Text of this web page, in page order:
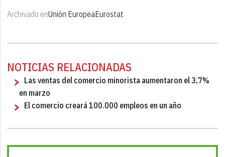
Archivado enUnión EuropeaEurostat
NOTICIAS RELACIONADAS
Las ventas del comercio minorista aumentaron el 3,7%
en marzo
El comercio creará 100.000 empleos en un año